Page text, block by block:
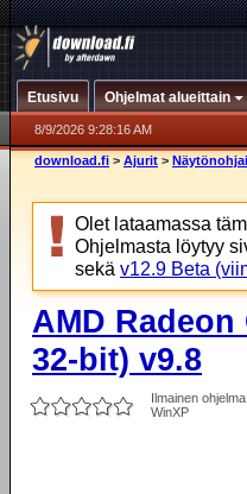
Etusivu Ohjelmat alueittain
8/9/2026 9:28:16 AM
download.fi > Ajurit >
Olet lataamassa
Ohjelmasta löytyy
sekä v12.9 Beta
AMD
32-bit) v9.8
Ilmainen
WinXP